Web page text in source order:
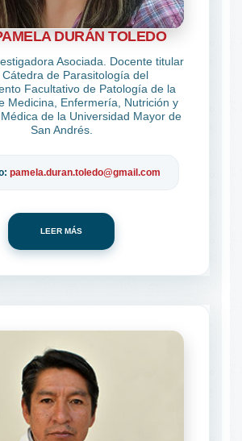
DURÁN TOLEDO
Asociada. Docente titular
de Parasitología del
Facultativo de Patología de la
Medicina, Enfermería, Nutrición y
de la Universidad Mayor de
San Andrés.
pamela.duran.toledo@gmail.com
LEER MÁS